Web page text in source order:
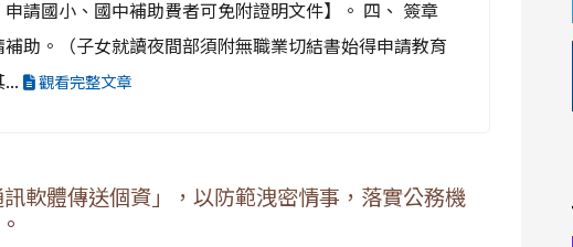
請國小、國中補助費者可免附證明文件】。 四、 簽章
助。（子女就讀夜間部須附無職業切結書始得申請教育
...
觀看完整文章
軟體傳送個資」，以防範洩密情事，落實公務機